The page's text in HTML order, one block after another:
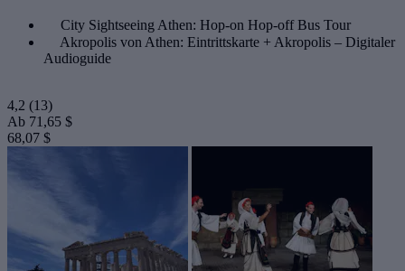
City Sightseeing Athen: Hop-on Hop-off Bus Tour
Akropolis von Athen: Eintrittskarte + Akropolis – Digitaler
Audioguide
4,2 (13)
Ab 71,65 $
68,07 $